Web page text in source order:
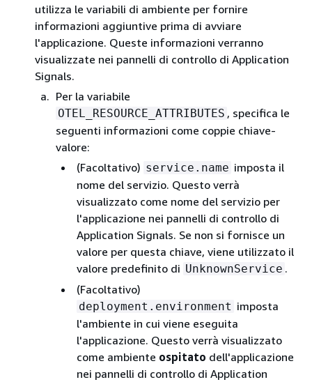
utilizza le variabili di ambiente per fornire
informazioni aggiuntive prima di avviare
l'applicazione. Queste informazioni verranno
visualizzate nei pannelli di controllo di Application
Signals.
Per la variabile
OTEL_RESOURCE_ATTRIBUTES , specifica le
seguenti informazioni come coppie chiave-
valore:
(Facoltativo) service.name imposta il
nome del servizio. Questo verrà
visualizzato come nome del servizio per
l'applicazione nei pannelli di controllo di
Application Signals. Se non si fornisce un
valore per questa chiave, viene utilizzato il
valore predefinito di UnknownService .
(Facoltativo)
deployment.environment imposta
l'ambiente in cui viene eseguita
l'applicazione. Questo verrà visualizzato
come ambiente ospitato dell'applicazione
nei pannelli di controllo di Application